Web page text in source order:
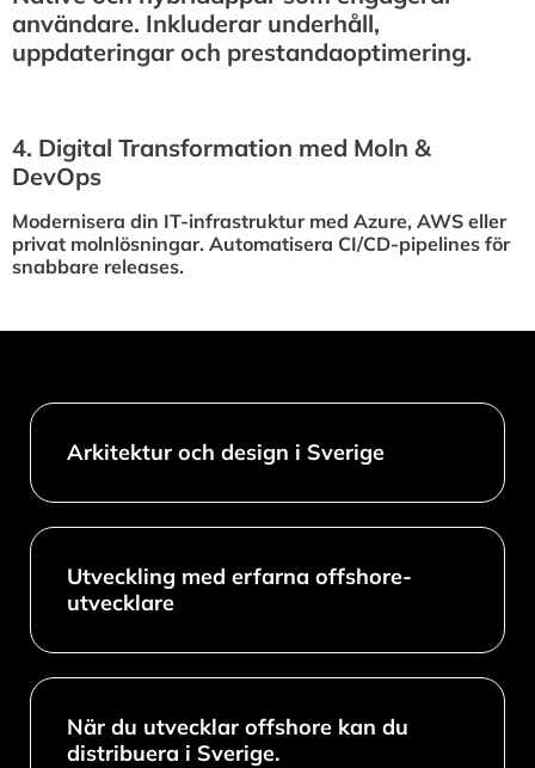
användare. Inkluderar underhåll,
uppdateringar och prestandaoptimering.
4.⁠ ⁠Digital Transformation med Moln &
DevOps
Modernisera din IT-infrastruktur med Azure, AWS eller
privat molnlösningar. Automatisera CI/CD-pipelines för
snabbare releases.
Arkitektur och design i Sverige​
Utveckling med erfarna offshore-
utvecklare
När du utvecklar offshore kan du
distribuera i Sverige.